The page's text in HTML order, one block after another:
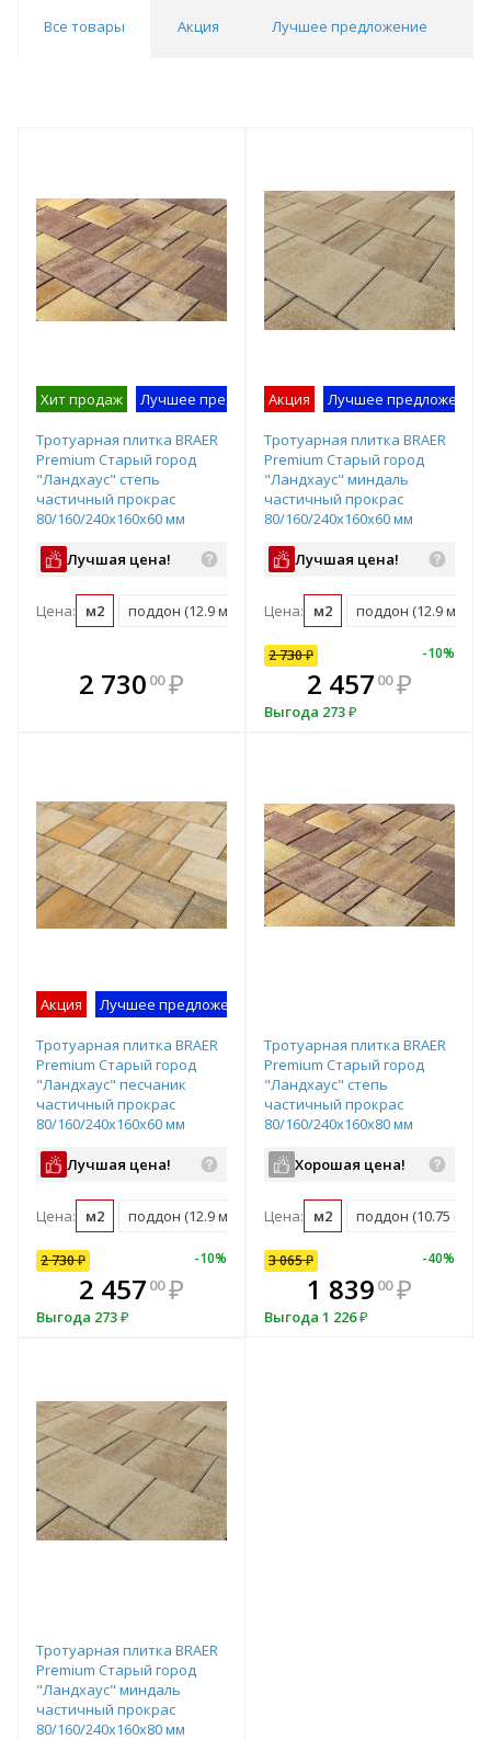
Все товары Акция Лучшее предложение
Хит продаж Лучшее предложение Образец на экспозиции
Тротуарная плитка BRAER
Premium Старый город
"Ландхаус" степь
частичный прокрас
80/160/240х160х60 мм
Лучшая цена!
Цена: м2 поддон (12.9 м2)
2 730 00 ₽
В комплекте
всегда выгоднее!
Акция Лучшее предложение
Тротуарная плитка BRAER
Premium Старый город
"Ландхаус" миндаль
частичный прокрас
80/160/240х160х60 мм
Лучшая цена!
Цена: м2 поддон (12.9 м2)
В комплекте
всегда выгоднее!
2 730₽ -10%
2 457 00 ₽
Выгода 273₽
Акция Лучшее предложение
Тротуарная плитка BRAER
Premium Старый город
"Ландхаус" песчаник
частичный прокрас
80/160/240х160х60 мм
Лучшая цена!
Цена: м2 поддон (12.9 м2)
2 730₽ -10%
2 457 00 ₽
Выгода 273₽
В комплекте
всегда выгоднее!
Тротуарная плитка BRAER
Premium Старый город
"Ландхаус" степь
частичный прокрас
80/160/240х160х80 мм
Хорошая цена!
Цена: м2 поддон (10.75 м2)
В комплекте
всегда выгоднее!
3 065₽ -40%
1 839 00 ₽
Выгода 1 226₽
Тротуарная плитка BRAER
Premium Старый город
"Ландхаус" миндаль
частичный прокрас
80/160/240х160х80 мм